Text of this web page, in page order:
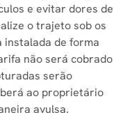
e evitar dores de
o trajeto sob os
instalada de forma
não será cobrado
serão
ao proprietário
avulsa.